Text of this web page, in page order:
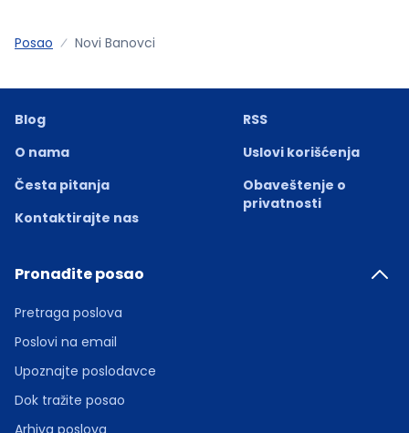
Posao Novi Banovci
Blog
O nama
Česta pitanja
Kontaktirajte nas
RSS
Uslovi korišćenja
Obaveštenje o
privatnosti
Pronađite posao
Pretraga poslova
Poslovi na email
Upoznajte poslodavce
Dok tražite posao
Arhiva poslova